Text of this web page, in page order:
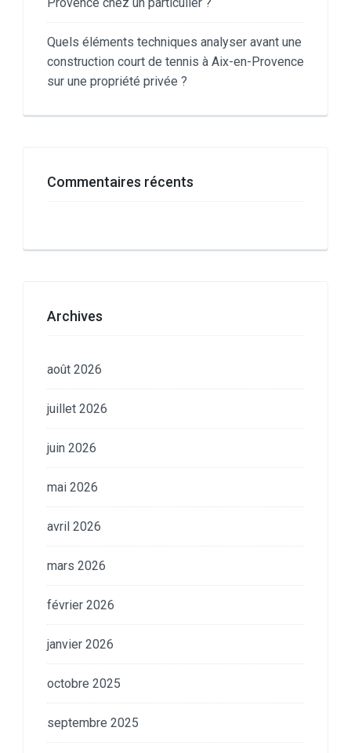
Quels éléments techniques analyser avant une
construction court de tennis à Aix-en-Provence
sur une propriété privée ?
Commentaires récents
Archives
août 2026
juillet 2026
juin 2026
mai 2026
avril 2026
mars 2026
février 2026
janvier 2026
octobre 2025
septembre 2025